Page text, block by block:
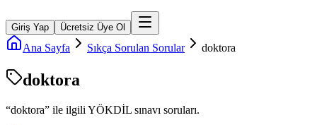
Giriş Yap Ücretsiz Üye Ol
Ana Sayfa Sıkça Sorulan Sorular doktora
doktora
“doktora” ile ilgili YÖKDİL sınavı soruları.